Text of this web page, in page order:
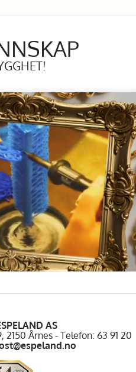
AS
2150 Årnes - Telefon: 63 91 20